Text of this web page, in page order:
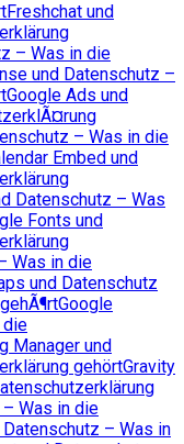
Freshchat und
– Was in die
und Datenschutz –
Google Ads und
– Was in die
Embed und
Datenschutz – Was
Fonts und
Was in die
und Datenschutz
Google
die
Manager und
gehörtGravity
Was in die
Datenschutz – Was in